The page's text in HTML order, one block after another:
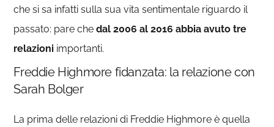
che si sa infatti sulla sua vita sentimentale riguardo il
passato: pare chedal 2006 al 2016 abbia avuto tre
relazioni importanti.
Freddie Highmore fidanzata: la relazione con
Sarah Bolger
La prima delle relazioni di Freddie Highmore è quella